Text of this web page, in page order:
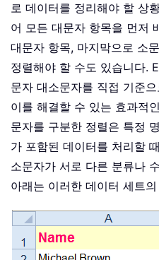
로 데이터를 정리해야 할 상
어 모든 대문자 항목을 먼저
대문자 항목, 마지막으로 소
정렬해야 할 수도 있습니다.
문자 대소문자를 직접 기준
이를 해결할 수 있는 효과적
문자를 구분한 정렬은 특정
가 포함된 데이터를 처리할
소문자가 서로 다른 분류나
아래는 이러한 데이터 세트의